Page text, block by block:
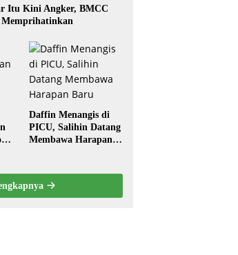
Itu Kini Angker, BMCC
Daffin Menangis di
PICU, Salihin Datang
Membawa Harapan